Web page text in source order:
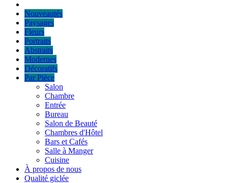
Nouveautés
Paysages
Fleurs
Portraits
Abstraits
Modernes
Décoratifs
Par Pièce
Salon
Chambre
Entrée
Bureau
Salon de Beauté
Chambres d'Hôtel
Bars et Cafés
Salle à Manger
Cuisine
À propos de nous
Qualité giclée